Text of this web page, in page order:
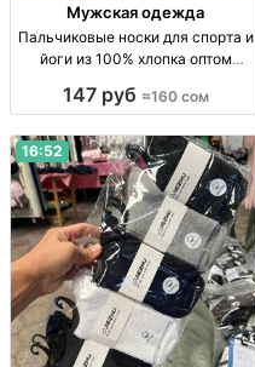
Мужская одежда
Пальчиковые носки для спорта и
йоги из 100% хлопка оптом
100% х/б, р-р стандарт, уп. 10 шт.,
147 руб ≈160 сом
16:52